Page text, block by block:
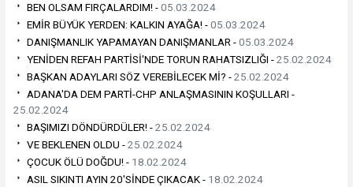
BEN OLSAM FIRÇALARDIM! -05.03.2024
EMİR BÜYÜK YERDEN: KALKIN AYAĞA! -05.03.2024
DANIŞMANLIK YAPAMAYAN DANIŞMANLAR -05.03.2024
YENİDEN REFAH PARTİSİ'NDE TORUN RAHATSIZLIĞI -25.02.2024
BAŞKAN ADAYLARI SÖZ VEREBİLECEK Mİ? -25.02.2024
ADANA'DA DEM PARTİ-CHP ANLAŞMASININ KOŞULLARI -
25.02.2024
BAŞIMIZI DÖNDÜRDÜLER! -25.02.2024
VE BEKLENEN OLDU -25.02.2024
ÇOCUK ÖLÜ DOĞDU! - 18.02.2024
ASIL SIKINTI AYIN 20'SİNDE ÇIKACAK - 18.02.2024